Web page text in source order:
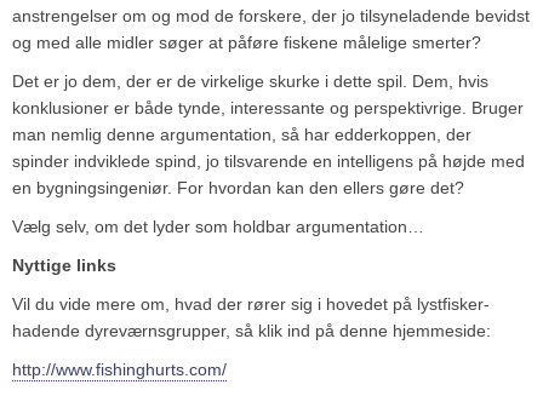
anstrengelser om og mod de forskere, der jo tilsyneladende bevidst
og med alle midler søger at påføre fiskene målelige smerter?
Det er jo dem, der er de virkelige skurke i dette spil. Dem, hvis
konklusioner er både tynde, interessante og perspektivrige. Bruger
man nemlig denne argumentation, så har edderkoppen, der
spinder indviklede spind, jo tilsvarende en intelligens på højde med
en bygningsingeniør. For hvordan kan den ellers gøre det?
Vælg selv, om det lyder som holdbar argumentation…
Nyttige links
Vil du vide mere om, hvad der rører sig i hovedet på lystfisker-
hadende dyreværnsgrupper, så klik ind på denne hjemmeside:
http://www.fishinghurts.com/